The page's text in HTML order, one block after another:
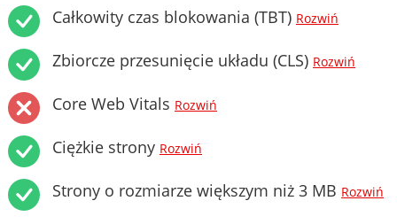
Całkowity czas blokowania (TBT) Rozwiń
Zbiorcze przesunięcie układu (CLS) Rozwiń
Core Web Vitals Rozwiń
Ciężkie strony Rozwiń
Strony o rozmiarze większym niż 3 MB Rozwiń